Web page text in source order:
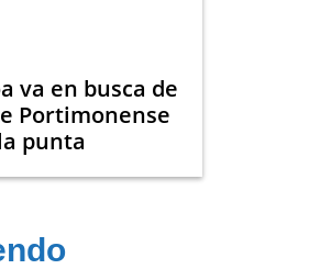
va en busca de
Portimonense
punta